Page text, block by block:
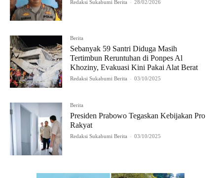
Redaksi Sukabumi Berita - 28/02/2026
Berita
Sebanyak 59 Santri Diduga Masih
Tertimbun Reruntuhan di Ponpes Al
Khoziny, Evakuasi Kini Pakai Alat Berat
Redaksi Sukabumi Berita - 03/10/2025
Berita
Presiden Prabowo Tegaskan Kebijakan Pro
Rakyat
Redaksi Sukabumi Berita - 03/10/2025